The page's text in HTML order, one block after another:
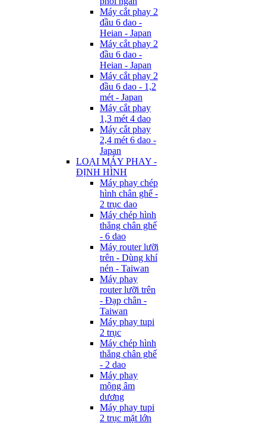
Máy cắt phay 2
đầu 6 dao -
Heian - Japan
Máy cắt phay 2
đầu 6 dao -
Heian - Japan
Máy cắt phay 2
đầu 6 dao - 1,2
mét - Japan
Máy cắt phay
1,3 mét 4 dao
Máy cắt phay
2,4 mét 6 dao -
Japan
LOẠI MÁY PHAY -
ĐỊNH HÌNH
Máy phay chép
hình chân ghế -
2 trục dao
Máy chép hình
thẳng chân ghế
- 6 dao
Máy router lưỡi
trên - Dùng khí
nén - Taiwan
Máy phay
router lưỡi trên
- Đạp chân -
Taiwan
Máy phay tupi
2 trục
Máy chép hình
thẳng chân ghế
- 2 dao
Máy phay
mộng âm
dương
Máy phay tupi
2 trục mặt lớn